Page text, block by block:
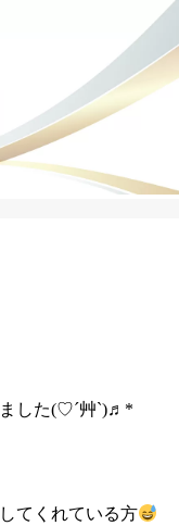
した(♡ˊ艸ˋ)♬*
てくれている方